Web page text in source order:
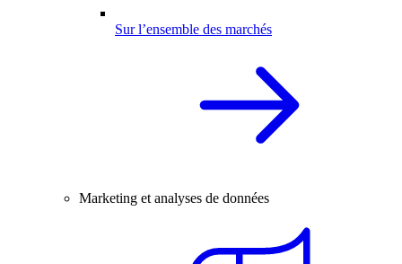
Sur l’ensemble des marchés
Marketing et analyses de données